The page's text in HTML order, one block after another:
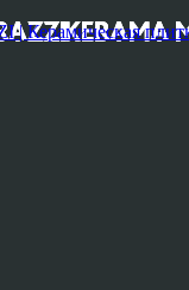
плитка,